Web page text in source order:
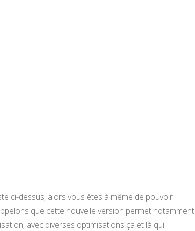
ci-dessus, alors vous êtes à même de pouvoir
que cette nouvelle version permet notamment
avec diverses optimisations ça et là qui